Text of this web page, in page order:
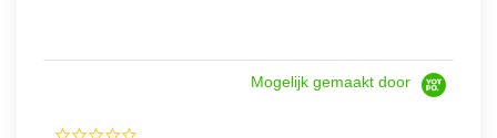
Mogelijk gemaakt door